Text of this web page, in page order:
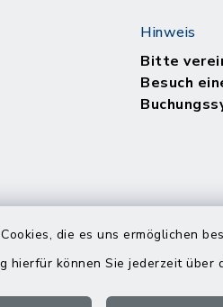
die es uns ermöglichen
können Sie jederzeit über
Hinweis
Bitte
Besuch